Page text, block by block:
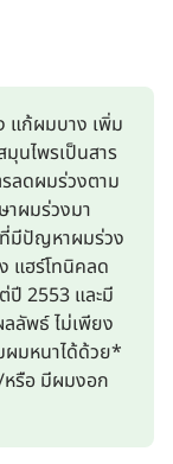
แก้ผมบาง เพิ่ม
นไพรเป็นสาร
ลดผมร่วงตาม
าผมร่วงมา
ที่มีปัญหาผมร่วง
แฮร์โทนิคลด
2553 และมี
ลัพธ์ ไม่เพียง
ผมหนาได้ด้วย*
หรือ มีผมงอก